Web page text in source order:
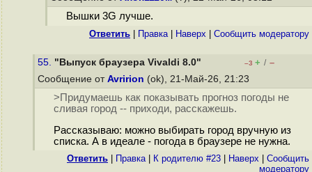
Вышки 3G лучше.
Ответить Правка| Наверх Cообщить модератору
55. "Выпуск браузера Vivaldi 8.0" –3 + / –
Сообщение от Avririon (ok), 21-Май-26, 21:23
>Придумаешь как показывать прогноз погоды не
сливая город -- приходи, расскажешь.
Рассказываю: можно выбирать город вручную из
списка. А в идеале - погода в браузере не нyжнa.
Ответить Правка| К родителю #23 Наверх
Cообщить
модератору